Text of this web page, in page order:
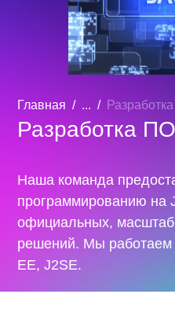
Главная ...
Разработка
Наша команда
программированию на
официальных,
решений. Мы работаем
EE, J2SE.